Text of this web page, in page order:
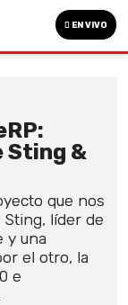
EN VIVO
Sting &
que nos
líder de
y una
el otro, la
e